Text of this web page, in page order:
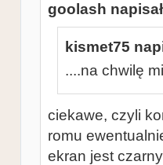
goolash
kismet75
....na chwilę
ciekawe, czyli
romu
ekran jest